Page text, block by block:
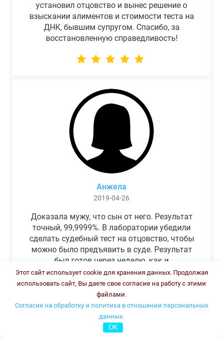
установил отцовство и вынес решение о
взыскании алиментов и стоимости теста на
ДНК, бывшим супругом. Спасибо, за
восстановленную справедливость!
Анжела
2019-04-26
Доказала мужу, что сын от него. Результат
точный, 99,9999%. В лаборатории убедили
сделать судебный тест на отцовство, чтобы
можно было предъявить в суде. Результат
был готов через неделю, как и
обещали.Теперь муж бегает и извиняется.
Этот сайт использует cookie для хранения данных. Продолжая
использовать сайт, Вы даете свое согласие на работу с этими
файлами.
Согласие на обработку и политика в отношении персональных
данных.
OK